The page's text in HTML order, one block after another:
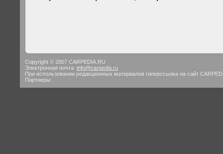
Copyright © 2007 CARPEDIA.RU
Электронная почта: info@carpedia.ru
При использовании редакционных материалов гиперссылка на сайт
Партнеры: